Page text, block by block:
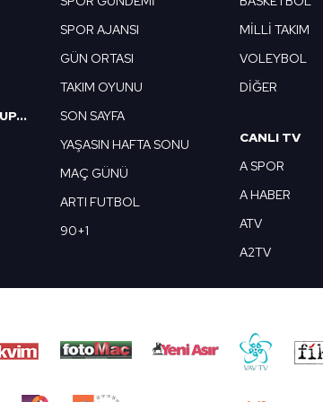
ZİRAAT TÜRKİYE KUPASI
SPOR AJANSI
GÜN ORTASI
TAKIM OYUNU
SON SAYFA
YAŞASIN HAFTA SONU
MAÇ GÜNÜ
ARTI FUTBOL
90+1
MİLLİ TAKIM
VOLEYBOL
DİĞER
CANLI TV
A SPOR
A HABER
ATV
A2TV